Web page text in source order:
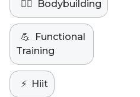
🏋️‍♀️ Bodybuilding
💪
Functional
Training
⚡️ Hiit